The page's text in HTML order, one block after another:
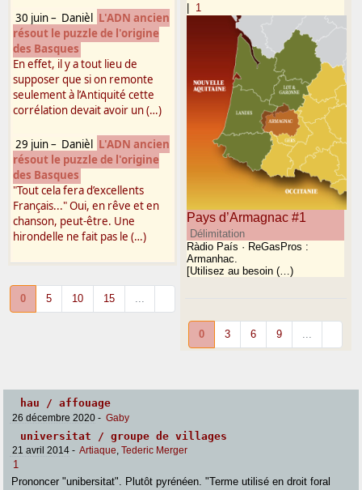
30 juin– Danièl L'ADN ancien
résout le puzzle de l'origine
des Basques
En effet, il y a tout lieu de
supposer que si on remonte
seulement à l’Antiquité cette
corrélation devait avoir un (…)
29 juin– Danièl
L'ADN ancien
résout le puzzle de l'origine
des Basques
"Tout cela fera d’excellents
Français..." Oui, en rêve et en
chanson, peut-être. Une
hirondelle ne fait pas le (…)
0 5 10 15 ...
1
Pays d’Armagnac #1
Délimitation
Ràdio País · ReGasPros :
Armanhac.
[Utilisez au besoin (…)
0 3 6 9 ...
hau / affouage
26 décembre 2020 - Gaby
universitat / groupe de villages
21 avril 2014 - Artiaque ,Tederic Merger
1
Prononcer "unibersitat". Plutôt pyrénéen. "Terme utilisé en droit foral